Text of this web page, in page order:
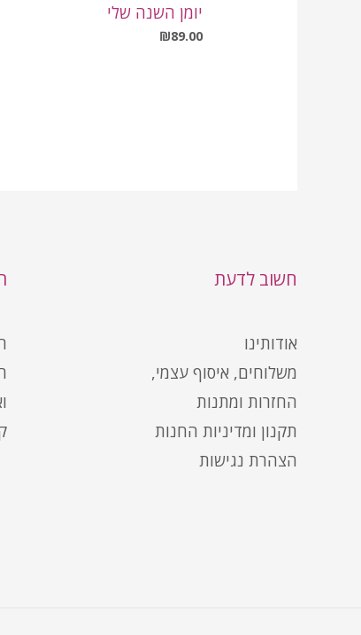
יומן השנה שלי
₪89.00
חשוב לדעת
אודותינו
משלוחים, איסוף עצמי,
החזרות ומתנות
תקנון ומדיניות החנות
הצהרת נגישות